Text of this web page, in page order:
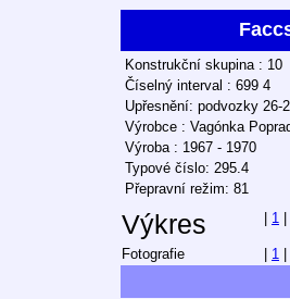
Konstrukční skupina : 10
Číselný interval : 699 4
Upřesnění: podvozky 26-
Výrobce : Vagónka
Výroba : 1967 - 1970
Typové číslo: 295.4
Přepravní režim: 81
Výkres 1
Fotografie
1